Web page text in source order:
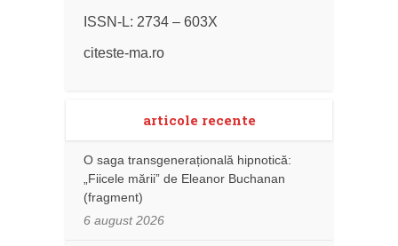
ISSN-L: 2734 – 603X
citeste-ma.ro
articole recente
O saga transgenerațională hipnotică:
„Fiicele mării” de Eleanor Buchanan
(fragment)
6 august 2026